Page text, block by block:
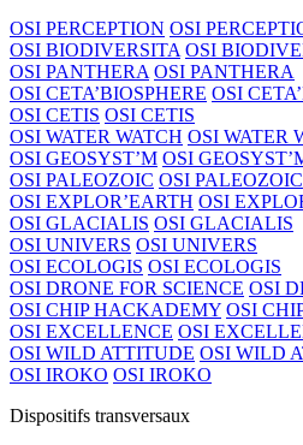
OSI PERCEPTION OSI
OSI BIODIVERSITA OSI
OSI PANTHERA OSI PANTHERA
OSI CETA’BIOSPHERE OSI
OSI CETIS OSI CETIS
OSI WATER WATCH OSI WATER
OSI GEOSYST’M OSI
OSI PALEOZOIC OSI PALEOZOIC
OSI EXPLOR’EARTH OSI
OSI GLACIALIS OSI GLACIALIS
OSI UNIVERS OSI UNIVERS
OSI ECOLOGIS OSI ECOLOGIS
OSI DRONE FOR SCIENCE OSI
OSI CHIP HACKADEMY OSI
OSI EXCELLENCE OSI
OSI WILD ATTITUDE OSI WILD
OSI IROKO OSI IROKO
Dispositifs transversaux